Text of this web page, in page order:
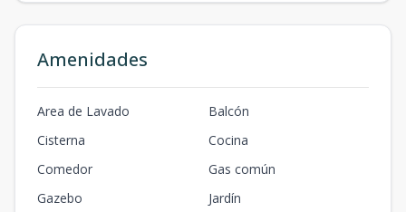
4 2 2 1 72
TIPO A 1
1 3 2 1
Amenidades
Area de Lavado
Balcón
Cisterna
Cocina
Comedor
Gas común
Gazebo
Jardín